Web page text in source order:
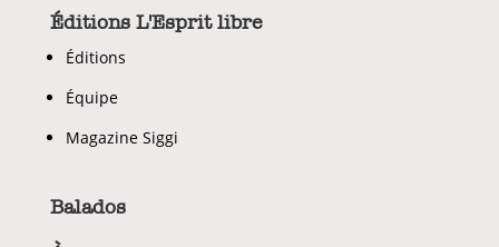
Éditions L'Esprit libre
Éditions
Équipe
Magazine Siggi
Balados